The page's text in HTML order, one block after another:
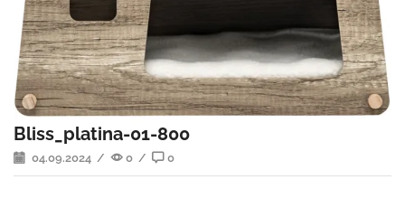
Bliss_platina-01-800
04.09.2024 / 0 / 0